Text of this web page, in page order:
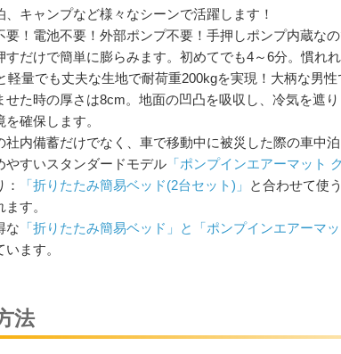
、キャンプなど様々なシーンで活躍します！
！電池不要！外部ポンプ不要！手押しポンプ内蔵なの
だけで簡単に膨らみます。初めてでも4～6分。慣れれ
量でも丈夫な生地で耐荷重200kgを実現！大柄な男性
た時の厚さは8cm。地面の凹凸を吸収し、冷気を遮
を確保します。
内備蓄だけでなく、車で移動中に被災した際の車中泊
すいスタンダードモデル「ポンプインエアーマット ク
「折りたたみ簡易ベッド(2台セット)」
と合わせて使
す。
な 「折りたたみ簡易ベッド」と「ポンプインエアーマ
ます。
法